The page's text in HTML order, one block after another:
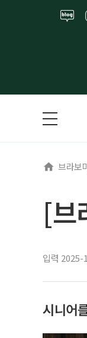
브라보
[브
입력 2025-
시니어